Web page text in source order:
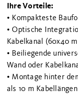
Ihre Vorteile:
• Kompakteste
• Optische
Kabelkanal (60x40
• Beiliegende
Wand oder
• Montage hinter
als 10 m Kabellängen